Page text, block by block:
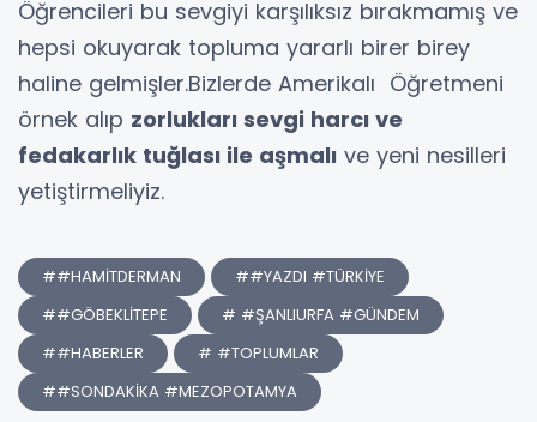
Öğrencileri bu sevgiyi karşılıksız bırakmamış ve
hepsi okuyarak topluma yararlı birer birey
haline gelmişler.Bizlerde Amerikalı Öğretmeni
örnek alıp zorlukları sevgi harcı ve
fedakarlık tuğlası ile aşmalı ve yeni nesilleri
yetiştirmeliyiz.
##HAMİTDERMAN
##YAZDI #TÜRKİYE
##GÖBEKLİTEPE
# #ŞANLIURFA #GÜNDEM
##HABERLER
# #TOPLUMLAR
##SONDAKİKA #MEZOPOTAMYA